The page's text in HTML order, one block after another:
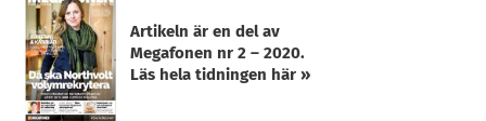
Artikeln är en del av
Megafonen nr 2 – 2020.
Läs hela tidningen här »